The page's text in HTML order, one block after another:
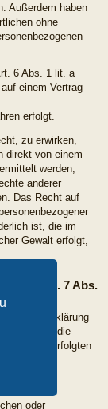
Außerdem haben
ohne
6 Abs. 1 lit. a
einem Vertrag
erfolgt.
zu erwirken,
direkt von einem
werden,
anderer
Das Recht auf
ist, die im
Gewalt erfolgt,
Art. 7 Abs.
wird die
Widerruf erfolgten
oder